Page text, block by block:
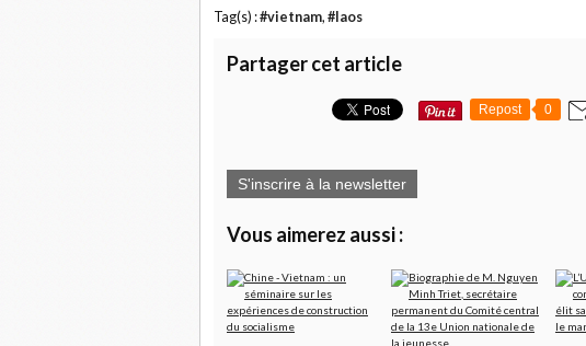
Tag(s) :#vietnam, #laos
Partager cet article
Repost 0
S'inscrire à la newsletter
Vous aimerez aussi :